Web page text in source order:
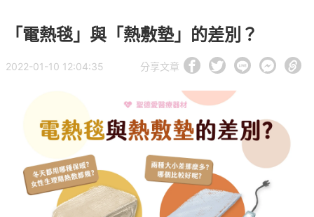
「電熱毯」與「熱敷墊」的差別？
2022-01-10 12:04:35 分享文章